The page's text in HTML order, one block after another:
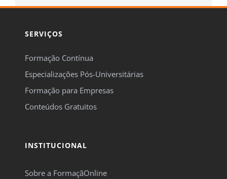
SERVIÇOS
Formação Contínua
Especializações Pós-Universitárias
Formação para Empresas
Conteúdos Gratuitos
INSTITUCIONAL
Sobre a FormaçãOnline